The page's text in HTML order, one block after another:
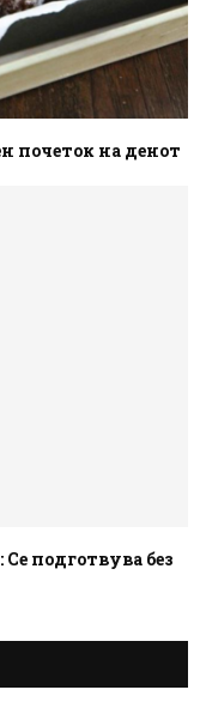
почеток на денот
подготвува без